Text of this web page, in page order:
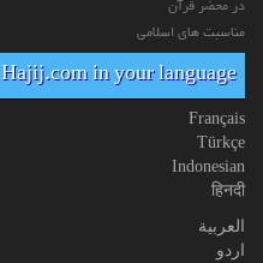
در محضر قرآن
مناسبت های اسلامی
Hajij.com in your language
Français
Türkçe
Indonesian
हिनदी
العربیة
اردو